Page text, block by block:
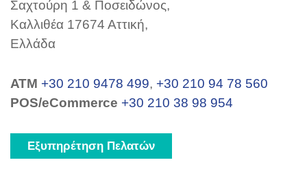
Σαχτούρη 1 & Ποσειδώνος,
Καλλιθέα 17674 Αττική,
Ελλάδα
ΑΤΜ +30 210 9478 499, +30 210 94 78 560
POS/eCommerce +30 210 38 98 954
Εξυπηρέτηση Πελατών